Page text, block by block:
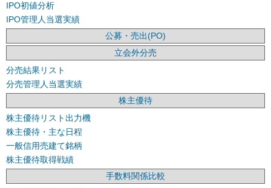
IPO初値分析
IPO管理人当選実績
公募・売出(PO)
立会外分売
分売結果リスト
分売管理人当選実績
株主優待
株主優待リスト出力機
株主優待・主な日程
一般信用売建て銘柄
株主優待取得戦績
手数料関係比較